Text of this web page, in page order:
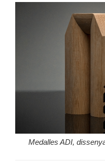
Medalles ADI,